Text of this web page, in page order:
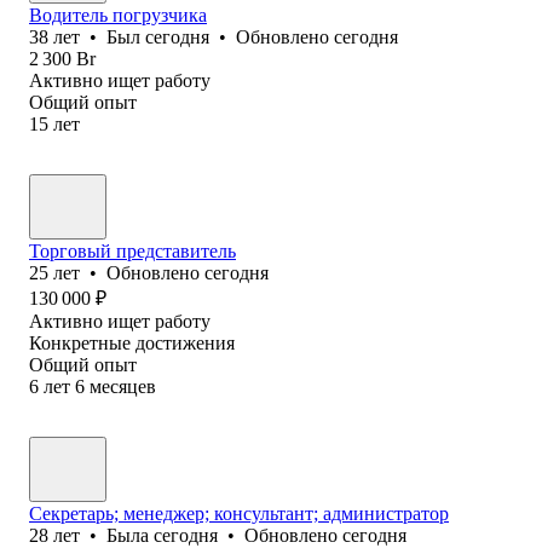
Водитель погрузчика
38 лет • Был сегодня • Обновлено сегодня
2 300 Br
Активно ищет работу
Общий опыт
15 лет
Торговый представитель
25 лет • Обновлено сегодня
130 000 ₽
Активно ищет работу
Конкретные достижения
Общий опыт
6 лет 6 месяцев
Секретарь; менеджер; консультант; администратор
28 лет • Была сегодня • Обновлено сегодня